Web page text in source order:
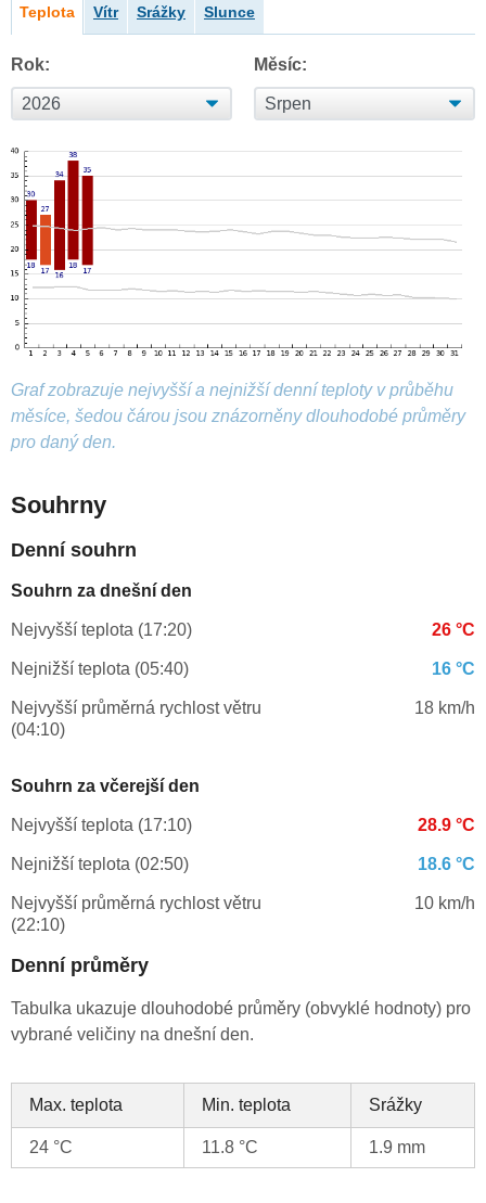
Teplota Vítr Srážky Slunce
Rok: Měsíc:
Graf zobrazuje nejvyšší a nejnižší denní teploty v průběhu
měsíce, šedou čárou jsou znázorněny dlouhodobé průměry
pro daný den.
Souhrny
Denní souhrn
Souhrn za dnešní den
Nejvyšší teplota (17:20) 26 °C
Nejnižší teplota (05:40) 16 °C
Nejvyšší průměrná rychlost větru
(04:10)
18 km/h
Souhrn za včerejší den
Nejvyšší teplota (17:10) 28.9 °C
Nejnižší teplota (02:50) 18.6 °C
Nejvyšší průměrná rychlost větru
(22:10)
10 km/h
Denní průměry
Tabulka ukazuje dlouhodobé průměry (obvyklé hodnoty) pro
vybrané veličiny na dnešní den.
Max. teplota Min. teplota Srážky
24 °C 11.8 °C 1.9 mm